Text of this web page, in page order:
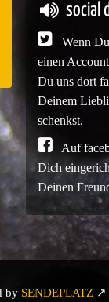
social
Wenn
einen
Du uns dort
Deinem
schenkst.
Auf
Dich
Deinen
by SENDEPLATZ ↗